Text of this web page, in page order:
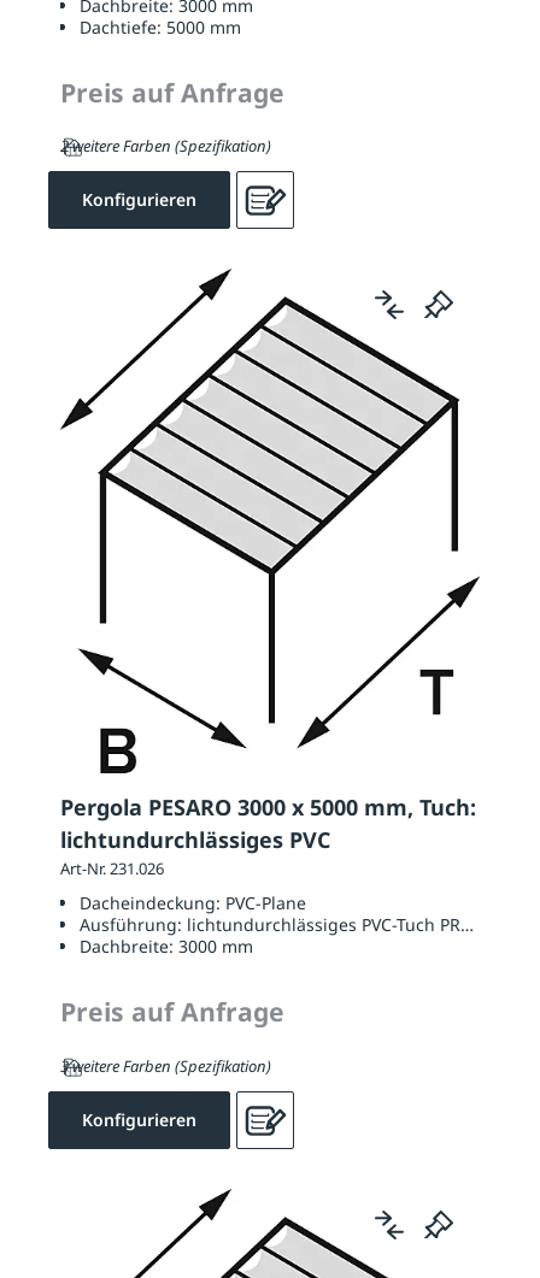
Dachbreite: 3000 mm
Dachtiefe: 5000 mm
Preis auf Anfrage
2 weitere Farben (Spezifikation)
Konfigurieren
Pergola PESARO 3000 x 5000 mm, Tuch:
lichtundurchlässiges PVC
Art-Nr. 231.026
Dacheindeckung: PVC-Plane
Ausführung: lichtundurchlässiges PVC-Tuch
Dachbreite: 3000 mm
Preis auf Anfrage
3 weitere Farben (Spezifikation)
Konfigurieren